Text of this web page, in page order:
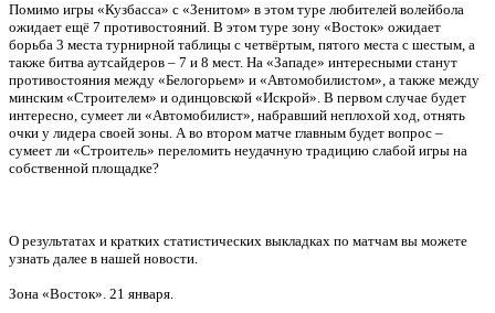
Помимо игры «Кузбасса» с «Зенитом» в этом туре любителей волейбола
ожидает ещё 7 противостояний. В этом туре зону «Восток» ожидает
борьба 3 места турнирной таблицы с четвёртым, пятого места с шестым, а
также битва аутсайдеров – 7 и 8 мест. На «Западе» интересными станут
противостояния между «Белогорьем» и «Автомобилистом», а также между
минским «Строителем» и одинцовской «Искрой». В первом случае будет
интересно, сумеет ли «Автомобилист», набравший неплохой ход, отнять
очки у лидера своей зоны. А во втором матче главным будет вопрос –
сумеет ли «Строитель» переломить неудачную традицию слабой игры на
собственной площадке?
О результатах и кратких статистических выкладках по матчам вы можете
узнать далее в нашей новости.
Зона «Восток». 21 января.